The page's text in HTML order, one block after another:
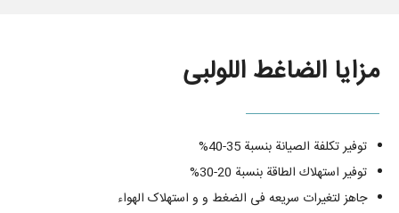
مزایا الضاغط اللولبی
توفير تكلفة الصيانة بنسبة 35-40%
توفير استهلاك الطاقة بنسبة 20-30%
جاهز لتغیرات سریعه فی الضغط و و استهلاک الهواء